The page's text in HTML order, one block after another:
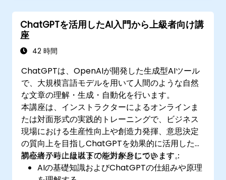
ChatGPTを活用したAI入門から上級者向け講
座
42 時間
ChatGPTは、OpenAIが開発した生成型AIツール
で、大規模言語モデルを用いて人間のような自然
な文章の理解・生成・自動化を行います。
本講座は、インストラクターによるオンラインま
たは対面形式の実践的トレーニングで、ビジネス
現場における生産性向上や創造力発揮、意思決定
の質向上を目指しChatGPTを効果的に活用したい
初心者から上級者までを対象としています。
講座終了時には以下の能力が身につきます：
AIの基礎知識およびChatGPTの仕組みや原理